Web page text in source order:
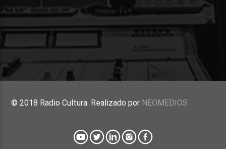
© 2018 Radio Cultura. Realizado por NEOMEDIOS